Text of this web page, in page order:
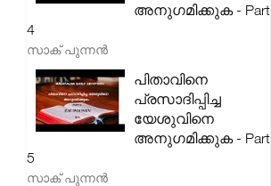
അനുഗമിക്കുക - Part
4
സാക് പുന്നൻ
പിതാവിനെ
പ്രസാദിപ്പിച്ച
യേശുവിനെ
അനുഗമിക്കുക - Part
5
സാക് പുന്നൻ